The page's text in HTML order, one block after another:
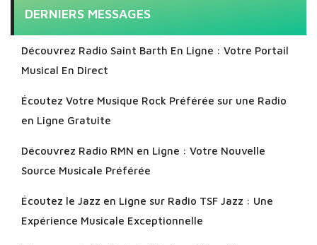
DERNIERS MESSAGES
Découvrez Radio Saint Barth En Ligne : Votre Portail
Musical En Direct
Écoutez Votre Musique Rock Préférée sur une Radio
en Ligne Gratuite
Découvrez Radio RMN en Ligne : Votre Nouvelle
Source Musicale Préférée
Écoutez le Jazz en Ligne sur Radio TSF Jazz : Une
Expérience Musicale Exceptionnelle